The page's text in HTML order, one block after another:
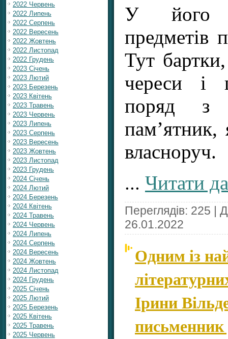
2022 Червень
2022 Липень
2022 Серпень
2022 Вересень
2022 Жовтень
2022 Листопад
2022 Грудень
2023 Січень
2023 Лютий
2023 Березень
2023 Квітень
2023 Травень
2023 Червень
2023 Липень
2023 Серпень
2023 Вересень
2023 Жовтень
2023 Листопад
2023 Грудень
2024 Січень
2024 Лютий
2024 Березень
2024 Квітень
2024 Травень
2024 Червень
2024 Липень
2024 Серпень
2024 Вересень
2024 Жовтень
2024 Листопад
2024 Грудень
2025 Січень
2025 Лютий
2025 Березень
2025 Квітень
2025 Травень
2025 Червень
У його
предметів
Тут бартки,
череси і
поряд з
пам’ятник,
власноруч.
... Читати
Переглядів: 225 |
26.01.2022
Одним із
Ірини